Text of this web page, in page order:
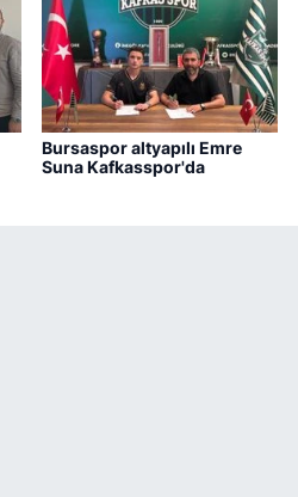
Bursaspor altyapılı Emre
Suna Kafkasspor'da